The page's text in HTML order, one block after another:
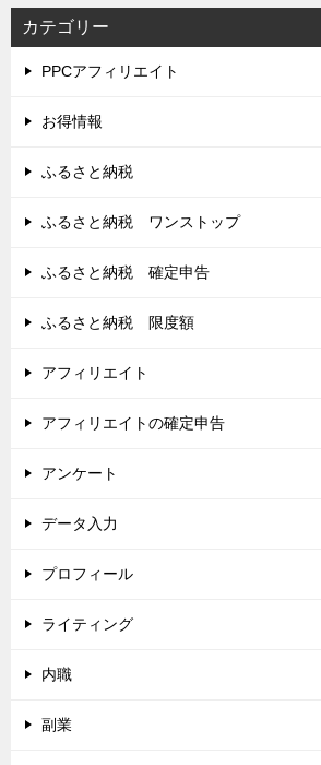
カテゴリー
PPCアフィリエイト
お得情報
ふるさと納税
ふるさと納税 ワンストップ
ふるさと納税 確定申告
ふるさと納税 限度額
アフィリエイト
アフィリエイトの確定申告
アンケート
データ入力
プロフィール
ライティング
内職
副業